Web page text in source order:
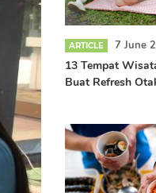
ARTICLE 7 June
13 Tempat
Buat Refresh